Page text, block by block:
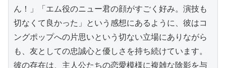
ん！」「エム役のニュー君の顔がすごく好み。演技も
切なくて良かった」という感想にあるように、彼はコ
ングポップへの片思いという切ない立場にありながら
も、友としての忠誠心と優しさを持ち続けています。
彼の存在は、主人公たちの恋愛模様に複雑な陰影を与